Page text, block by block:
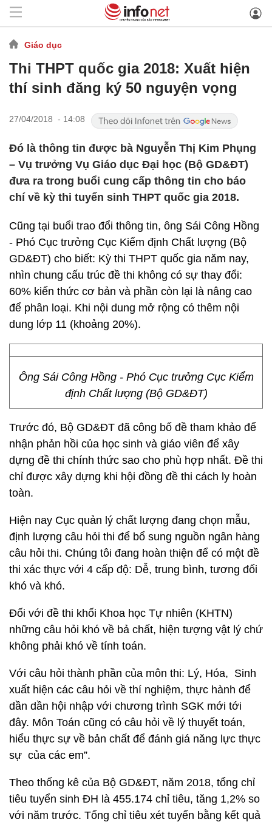
Giáo dục
Thi THPT quốc gia 2018: Xuất hiện
thí sinh đăng ký 50 nguyện vọng
27/04/2018 - 14:08
Đó là thông tin được bà Nguyễn Thị Kim Phụng
– Vụ trưởng Vụ Giáo dục Đại học (Bộ GD&ĐT)
đưa ra trong buổi cung cấp thông tin cho báo
chí về kỳ thi tuyển sinh THPT quốc gia 2018.
Cũng tại buổi trao đổi thông tin, ông Sái Công Hồng
- Phó Cục trưởng Cục Kiểm định Chất lượng (Bộ
GD&ĐT) cho biết: Kỳ thi THPT quốc gia năm nay,
nhìn chung cấu trúc đề thi không có sự thay đổi:
60% kiến thức cơ bản và phần còn lại là nâng cao
để phân loại. Khi nội dung mở rộng có thêm nội
dung lớp 11 (khoảng 20%).
Ông Sái Công Hồng - Phó Cục trưởng Cục Kiểm
định Chất lượng (Bộ GD&ĐT)
Trước đó, Bộ GD&ĐT đã công bố đề tham khảo để
nhận phản hồi của học sinh và giáo viên để xây
dựng đề thi chính thức sao cho phù hợp nhất. Đề thi
chỉ được xây dựng khi hội đồng đề thi cách ly hoàn
toàn.
Hiện nay Cục quản lý chất lượng đang chọn mẫu,
định lượng câu hỏi thi để bổ sung nguồn ngân hàng
câu hỏi thi. Chúng tôi đang hoàn thiện để có một đề
thi xác thực với 4 cấp độ: Dễ, trung bình, tương đối
khó và khó.
Đối với đề thi khối Khoa học Tự nhiên (KHTN)
những câu hỏi khó về bả chất, hiện tượng vật lý chứ
không phải khó về tính toán.
Với câu hỏi thành phần của môn thi: Lý, Hóa, Sinh
xuất hiện các câu hỏi về thí nghiệm, thực hành để
dần dần hội nhập với chương trình SGK mới tới
đây. Môn Toán cũng có câu hỏi về lý thuyết toán,
hiểu thực sự về bản chất để đánh giá năng lực thực
sự của các em”.
Theo thống kê của Bộ GD&ĐT, năm 2018, tổng chỉ
tiêu tuyển sinh ĐH là 455.174 chỉ tiêu, tăng 1,2% so
với năm trước. Tổng chỉ tiêu xét tuyển bằng kết quả